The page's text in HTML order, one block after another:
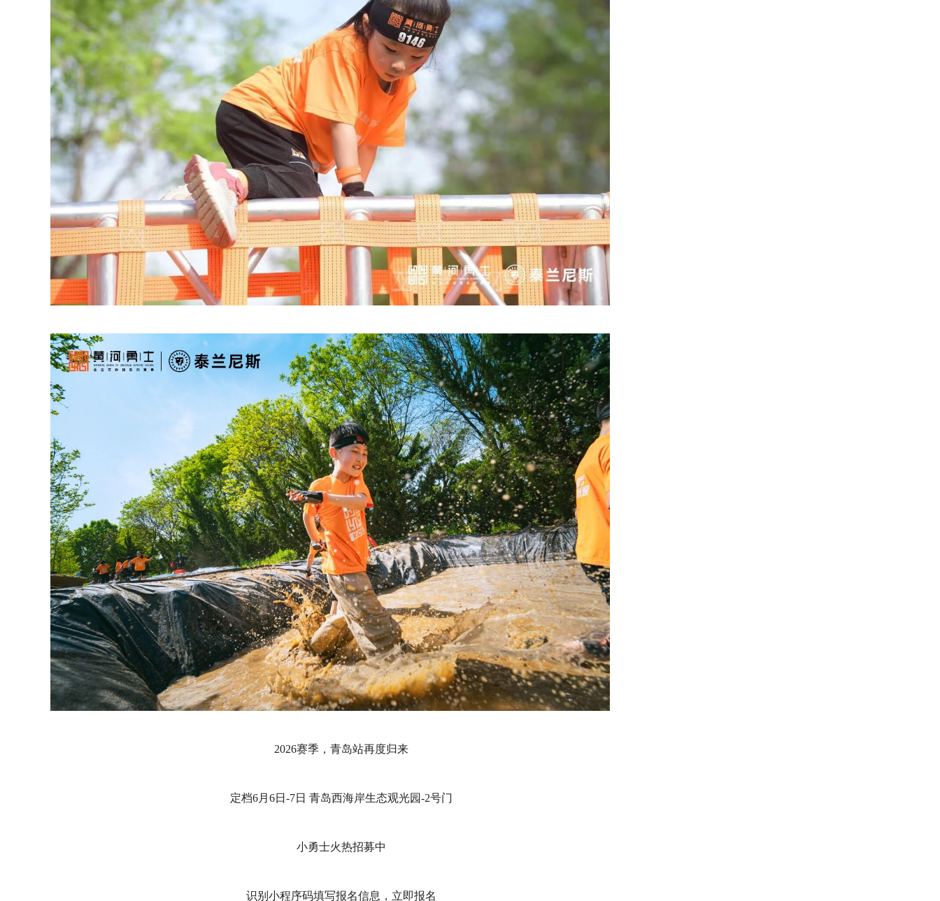
2026赛季，青岛站再度归来
定档6月6日-7日 青岛西海岸生态观光园-2号门
小勇士火热招募中
识别小程序码填写报名信息，立即报名